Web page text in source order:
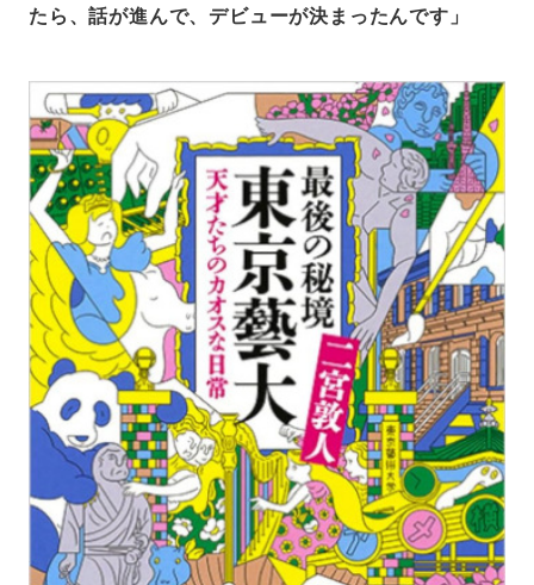
たら、話が進んで、デビューが決まったんです」